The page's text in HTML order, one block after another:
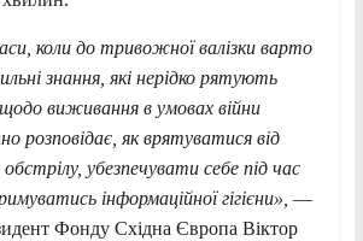
коли до тривожної валізки варто
знання, які нерідко рятують
виживання в умовах війни
розповідає, як врятуватися від
убезпечувати себе під час
інформаційної гігієни», —
Фонду Східна Європа Віктор